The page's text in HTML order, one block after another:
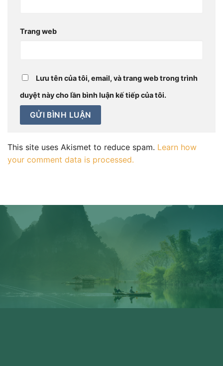
Trang web
Lưu tên của tôi, email, và trang web trong trình
duyệt này cho lần bình luận kế tiếp của tôi.
This site uses Akismet to reduce spam. Learn how
your comment data is processed.